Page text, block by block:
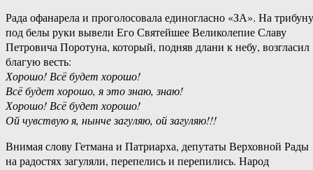
Рада офанарела и проголосовала единогласно «ЗА». На трибуну
под белы руки вывели Его Святейшее Великолепие Славу
Петровича Поротуна, который, подняв длани к небу, возгласил
благую весть:
Хорошо! Всё будет хорошо!
Всё будет хорошо, я это знаю, знаю!
Хорошо! Всё будет хорошо!
Ой чувствую я, нынче загуляю, ой загуляю!!!
Внимая слову Гетмана и Патриарха, депутаты Верховной Рады
на радостях загуляли, перепелись и перепились. Народ